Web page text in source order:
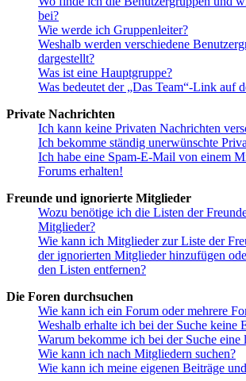
bei?
Wie werde ich Gruppenleiter?
Weshalb werden verschiedene
dargestellt?
Was ist eine Hauptgruppe?
Was bedeutet der „Das Team“-Link auf
Private Nachrichten
Ich kann keine Privaten Nachrichten
Ich bekomme ständig unerwünschte
Ich habe eine Spam-E-Mail von einem
Forums erhalten!
Freunde und ignorierte Mitglieder
Wozu benötige ich die Listen der
Mitglieder?
Wie kann ich Mitglieder zur Liste der
der ignorierten Mitglieder hinzufügen
den Listen entfernen?
Die Foren durchsuchen
Wie kann ich ein Forum oder mehrere
Weshalb erhalte ich bei der Suche keine
Warum bekomme ich bei der Suche eine
Wie kann ich nach Mitgliedern suchen?
Wie kann ich meine eigenen Beiträge